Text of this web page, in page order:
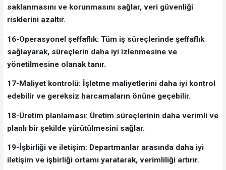
saklanmasını ve korunmasını sağlar, veri güvenliği
risklerini azaltır.
16-Operasyonel şeffaflık: Tüm iş süreçlerinde şeffaflık
sağlayarak, süreçlerin daha iyi izlenmesine ve
yönetilmesine olanak tanır.
17-Maliyet kontrolü: İşletme maliyetlerini daha iyi kontrol
edebilir ve gereksiz harcamaların önüne geçebilir.
18-Üretim planlaması: Üretim süreçlerinin daha verimli ve
planlı bir şekilde yürütülmesini sağlar.
19-İşbirliği ve iletişim: Departmanlar arasında daha iyi
iletişim ve işbirliği ortamı yaratarak, verimliliği artırır.